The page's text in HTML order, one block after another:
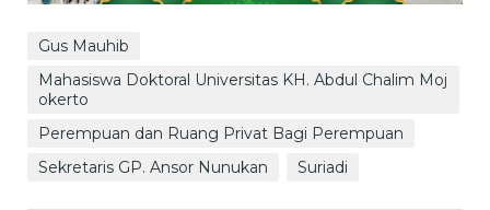
Gus Mauhib
Mahasiswa Doktoral Universitas KH. Abdul Chalim Moj
okerto
Perempuan dan Ruang Privat Bagi Perempuan
Sekretaris GP. Ansor Nunukan
Suriadi